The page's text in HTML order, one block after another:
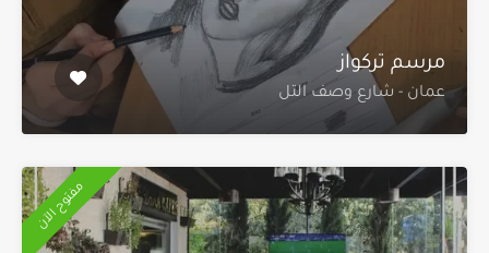
مرسم تركواز
عمان - شارع وصف التل
مفتوح الآن